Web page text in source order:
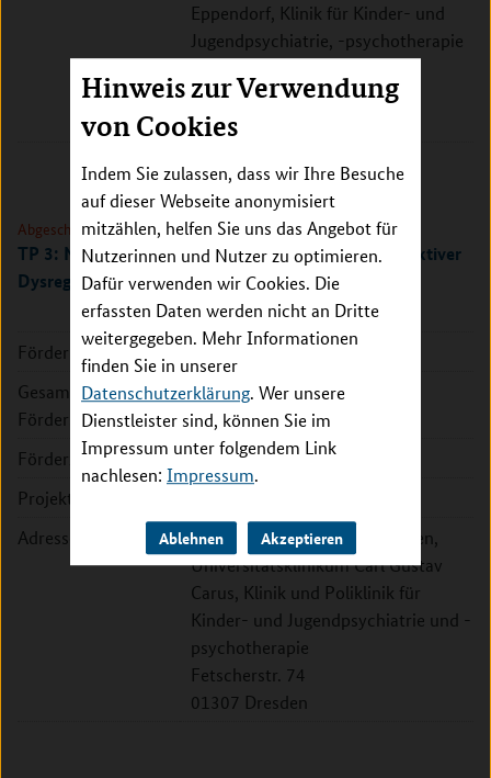
Hinweis zur Verwendung
von Cookies
Indem Sie zulassen, dass wir Ihre Besuche
auf dieser Webseite anonymisiert
mitzählen, helfen Sie uns das Angebot für
Nutzerinnen und Nutzer zu optimieren.
Dafür verwenden wir Cookies. Die
erfassten Daten werden nicht an Dritte
weitergegeben. Mehr Informationen
finden Sie in unserer
Datenschutzerklärung. Wer unsere
Dienstleister sind, können Sie im
Impressum unter folgendem Link
nachlesen: Impressum.
Ablehnen Akzeptieren
Eppendorf, Klinik für Kinder- und
Jugendpsychiatrie, -psychotherapie
Martinistr. 52
20251 Hamburg
Abgeschlossen
TP 3: Neurobiologie und Neuropsychologie bei affektiver
Dysregulation
Förderkennzeichen:
01GL1741C
Gesamte
Fördersumme:
560.108 EUR
Förderzeitraum:
2017 - 2023
Projektleitung:
Adresse:
Technische Universität Dresden,
Universitätsklinikum Carl Gustav
Carus, Klinik und Poliklinik für
Kinder- und Jugendpsychiatrie und -
psychotherapie
Fetscherstr. 74
01307 Dresden